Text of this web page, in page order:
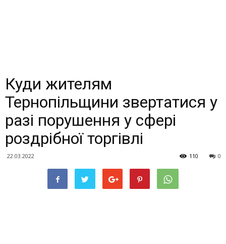
Куди жителям
Тернопільщини звертатися у
разі порушення у сфері
роздрібної торгівлі
22.03.2022 0
110